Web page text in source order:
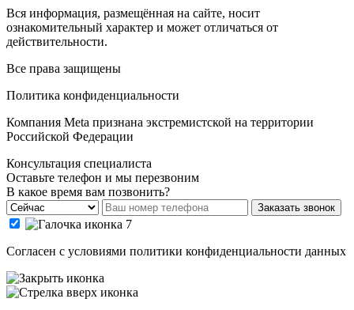
Вся информация, размещённая на сайте, носит
ознакомительный характер и может отличаться от
действительности.
Все права защищены
Политика конфиденциальности
Компания Meta признана экстремистской на территории
Российской Федерации
Консультация специалиста
Оставьте телефон и мы перезвоним
В какое время вам позвонить?
Заказать звонок
Cогласен с условиями политики конфиденциальности данных